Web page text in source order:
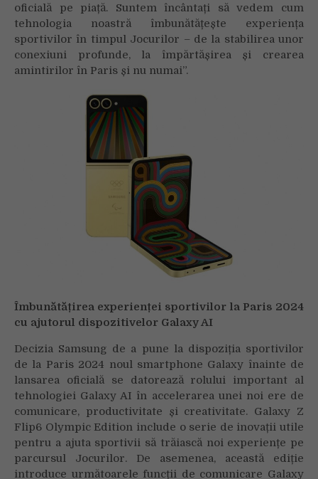
oficială pe piață. Suntem încântați să vedem cum
tehnologia noastră îmbunătățește experiența
sportivilor în timpul Jocurilor – de la stabilirea unor
conexiuni profunde, la împărtășirea și crearea
amintirilor în Paris și nu numai”.
Îmbunătățirea experienței sportivilor la Paris 2024
cu ajutorul dispozitivelor Galaxy AI
Decizia Samsung de a pune la dispoziția sportivilor
de la Paris 2024 noul smartphone Galaxy înainte de
lansarea oficială se datorează rolului important al
tehnologiei Galaxy AI în accelerarea unei noi ere de
comunicare, productivitate și creativitate. Galaxy Z
Flip6 Olympic Edition include o serie de inovații utile
pentru a ajuta sportivii să trăiască noi experiențe pe
parcursul Jocurilor. De asemenea, această ediție
introduce următoarele funcții de comunicare Galaxy